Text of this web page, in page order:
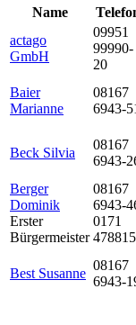
Name
actago
GmbH
09951
99990-
20
Baier
Marianne
08167
6943-
Beck Silvia
08167
6943-
Berger
Dominik
Erster
Bürgermeister
08167
6943-
0171
Best Susanne
08167
6943-